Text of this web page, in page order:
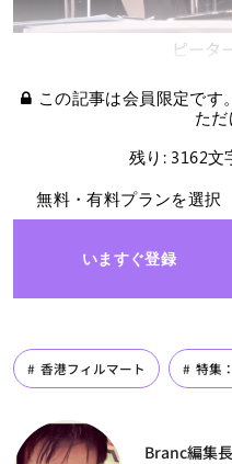
ピータ
この記事は会員限定で
ただ
残り: 3162文
無料・有料プランを選択
いますぐ登録
香港フィルマート 特集
Branc編集長